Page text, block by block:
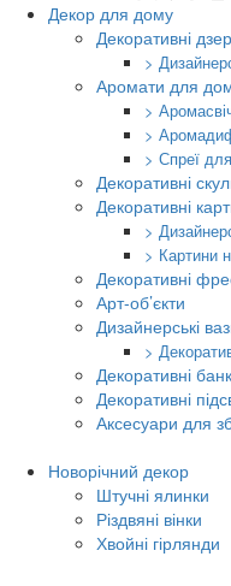
Декор для дому
Декоративні
>
Аромати для
>
>
> Спреї
Декоративні
Декоративні
>
> Картини
Декоративні
Арт-об’єкти
Дизайнерські
>
Декоративні
Декоративні
Аксесуари для
Новорічний декор
Штучні ялинки
Різдвяні вінки
Хвойні гірлянди